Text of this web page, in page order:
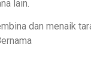
lain.
dan menaik